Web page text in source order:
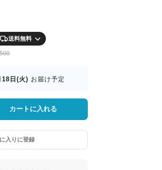
送料無料
18日(火) お届け予定
カートに入れる
入りに登録